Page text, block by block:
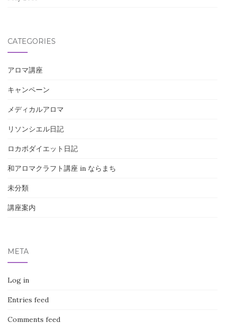
CATEGORIES
アロマ講座
キャンペーン
メディカルアロマ
リソンシエル日記
ロカボダイエット日記
和アロマクラフト講座 in ならまち
未分類
講座案内
META
Log in
Entries feed
Comments feed